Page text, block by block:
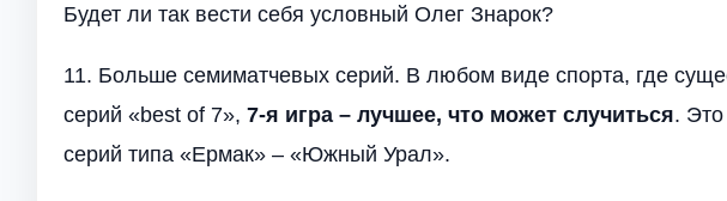
Будет ли так вести себя условный Олег Знарок?
11. Больше семиматчевых серий. В любом виде спорта, где
серий «best of 7», 7-я игра – лучшее, что может случиться.
серий типа «Ермак» – «Южный Урал».